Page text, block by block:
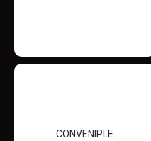
CONVENIPLE